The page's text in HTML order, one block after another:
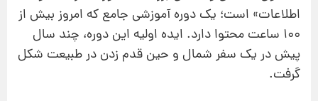
اطلاعات» است؛ یک دوره آموزشی جامع که امروز بیش از
۱۰۰ ساعت محتوا دارد. ایده اولیه این دوره، چند سال
پیش در یک سفر شمال و حین قدم زدن در طبیعت شکل
گرفت.